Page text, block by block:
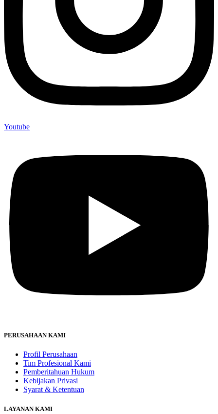
Youtube
PERUSAHAAN KAMI
Profil Perusahaan
Tim Profesional Kami
Pemberitahuan Hukum
Kebijakan Privasi
Syarat & Ketentuan
LAYANAN KAMI